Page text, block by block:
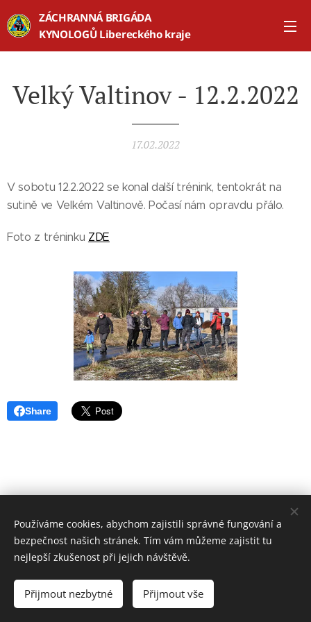
ZÁCHRANNÁ BRIGÁDA
KYNOLOGŮ Libereckého kraje
Velký Valtinov - 12.2.2022
17.02.2022
V sobotu 12.2.2022 se konal další trénink, tentokrát na
sutině ve Velkém Valtinově. Počasí nám opravdu přálo.
Foto z tréninku ZDE
Share
Aktualizováno 6.7.2026
Cookies
Používáme cookies, abychom zajistili správné fungování a
bezpečnost našich stránek. Tím vám můžeme zajistit tu
nejlepší zkušenost při jejich návštěvě.
Přijmout nezbytné Přijmout vše